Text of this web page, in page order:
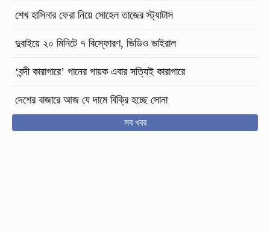
শেখ হাসিনার ফেরা নিয়ে সোহেল তাজের স্ট্যাটাস
দুবাইয়ে ২০ মিনিটে ৭ বিস্ফোরণ, ভিডিও ভাইরাল
‘বন্দী কারাগারে’ গানের গায়ক এবার সত্যিই কারাগারে
দেশের বাজারে আজ যে দামে বিক্রি হচ্ছে সোনা
সব খবর